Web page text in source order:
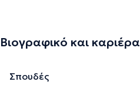
Βιογραφικό και καριέρα
Σπουδές